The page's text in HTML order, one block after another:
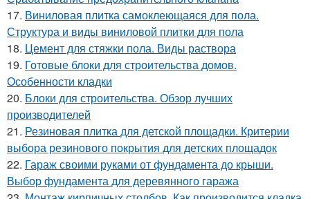
17. Виниловая плитка самоклеющаяся для пола.
Структура и виды виниловой плитки для пола
18. Цемент для стяжки пола. Виды раствора
19. Готовые блоки для строительства домов.
Особенности кладки
20. Блоки для строительства. Обзор лучших
производителей
21. Резиновая плитка для детской площадки. Критерии
выбора резинового покрытия для детских площадок
22. Гараж своими руками от фундамента до крыши.
Выбор фундамента для деревянного гаража